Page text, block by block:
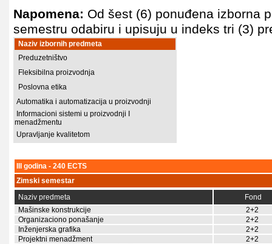
Napomena: Od šest (6) ponuđena izborna
semestru odabiru i upisuju u indeks tri (3)
Naziv izbornih predmeta
Preduzetništvo
Fleksibilna proizvodnja
Poslovna etika
Automatika i automatizacija u proizvodnji
Informacioni sistemi u proizvodnji I
menadžmentu
Upravljanje kvalitetom
III godina - 240 ECTS
Zimski semestar
Naziv predmeta
Fond
Mašinske konstrukcije
2+2
Organizaciono ponašanje
2+2
Inženjerska grafika
2+2
Projektni menadžment
2+2